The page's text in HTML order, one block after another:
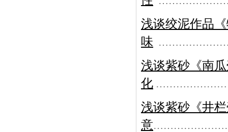
浅谈绞泥作品
味
浅谈紫砂《南
化
浅谈紫砂《井
意